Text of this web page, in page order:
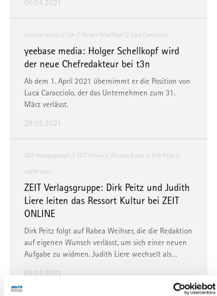
06.04.2021
yeebase media t3n Holger Schellkopf Luca Caracciolo
yeebase media: Holger Schellkopf wird
der neue Chefredakteur bei t3n
Ab dem 1. April 2021 übernimmt er die Position von
Luca Caracciolo, der das Unternehmen zum 31.
März verlässt.
29.03.2021
ZEIT Verlagsgruppe ZEIT Online Ressort Kultur Dirk Peitz
Judith Liere
ZEIT Verlagsgruppe: Dirk Peitz und Judith
Liere leiten das Ressort Kultur bei ZEIT
ONLINE
Dirk Peitz folgt auf Rabea Weihser, die die Redaktion
auf eigenen Wunsch verlässt, um sich einer neuen
Aufgabe zu widmen. Judith Liere wechselt als…
09.03.2021